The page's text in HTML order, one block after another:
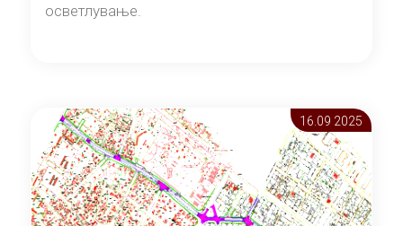
осветлување.
16.09 2025